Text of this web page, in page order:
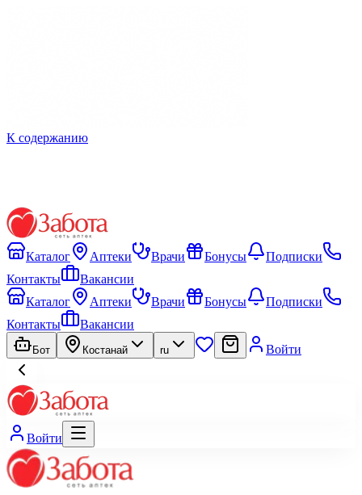
К содержанию
Каталог Аптеки Врачи Бонусы
Подписки
Контакты
Вакансии
Каталог
Аптеки Врачи Бонусы
Подписки
Контакты
Вакансии
Бот Костанай ru Войти
Войти